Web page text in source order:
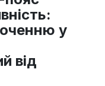
:
у
від